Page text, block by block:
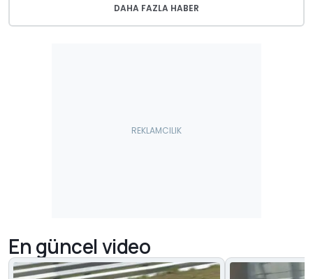
DAHA FAZLA HABER
En güncel video